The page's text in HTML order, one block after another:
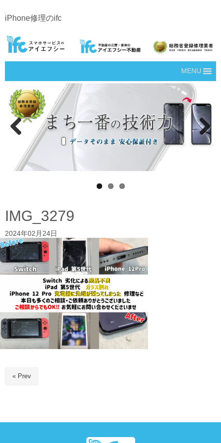
iPhone修理のifc
MENU
Next
IMG_3279
2024年02月24日
« Prev